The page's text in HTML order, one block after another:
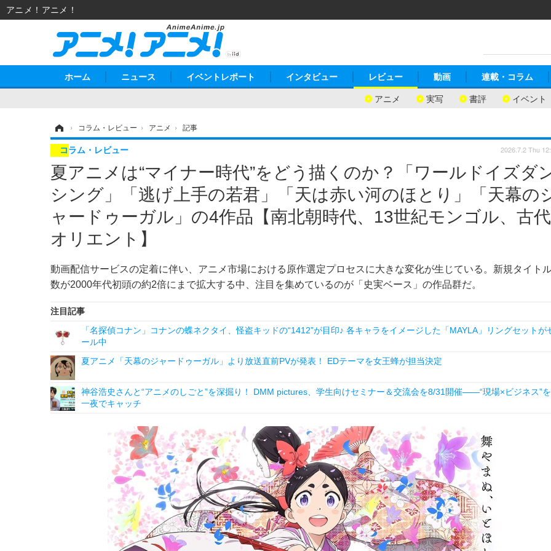
ホーム ニュース イベントレポート インタビュー レビュー
アニメ 実写 書評 イベント
動画 連載・コラム
› コラム・レビュー › アニメ › 記事
夏アニメは“マイナー時代”をどう描くのか？「ワールドイズダ
シング」「逃げ上手の若君」「天は赤い河のほとり」「天幕の
ャードゥーガル」の4作品【南北朝時代、13世紀モンゴル、古代
オリエント】
動画配信サービスの定着に伴い、アニメ市場における原作選定プロセスに大きな変化が生じている。新規タイト
数が2000年代初頭の約2倍にまで拡大する中、注目を集めているのが「史実ベース」の作品群だ。
コラム・レビュー 2026.7.2 Thu
注目記事
「名探偵コナン」コナンの蝶ネクタイ、怪盗キッドの“1412”が目印♪ 各キャラをイメージした「MAYLA」リングセットが
ール中
夏アニメ「天幕のジャードゥーガル」より放送直前PVが発表！ EDテーマを女王蜂が担当決定
神谷浩史さんと“アニメのしごと”を深掘り！ DMM pictures、学生向けセミナー＆交流会を8/31開催――“現場×ビジネス”を
一夜でキャッチ
アニメ！アニメ！